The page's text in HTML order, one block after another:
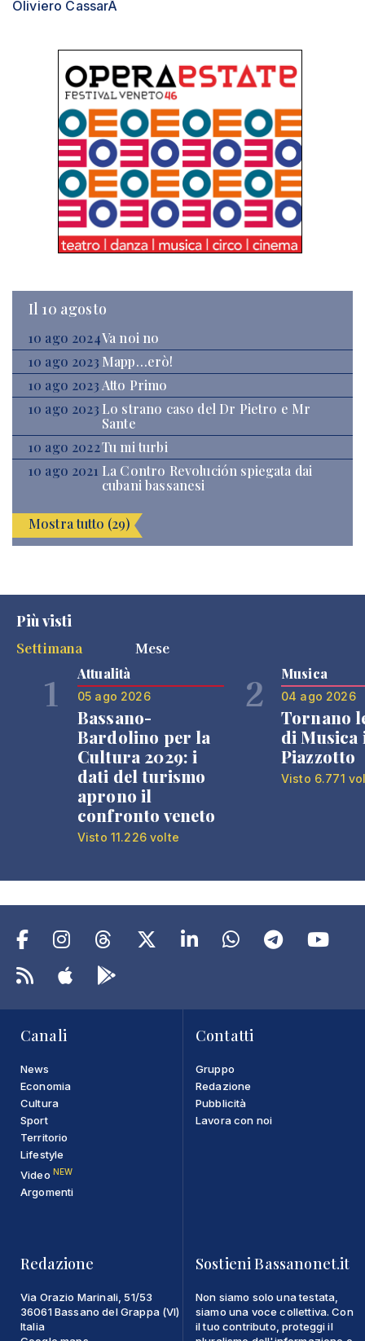
Oliviero CassarÃ
Il 10 agosto
10 ago 2024Va noi no
10 ago 2023 Mapp…erò!
10 ago 2023 Atto Primo
10 ago 2023 Lo strano caso del Dr Pietro e Mr
Sante
10 ago 2022Tu mi turbi
10 ago 2021 La Contro Revolución spiegata dai
cubani bassanesi
Mostra tutto (29)
Più visti
Settimana
Mese
1 Attualità
05 ago 2026
Bassano-
Bardolino per la
Cultura 2029: i
dati del turismo
aprono il
confronto veneto
Visto 11.226 volte
2 Musica
04 ago 2026
Tornano
di Musica
Piazzotto
Visto 6.771
Canali
News
Economia
Cultura
Sport
Territorio
Lifestyle
Video NEW
Argomenti
Contatti
Gruppo
Redazione
Pubblicità
Lavora con noi
Redazione
Via Orazio Marinali, 51/53
36061 Bassano del Grappa (VI)
Italia
Sostieni Bassanonet.it
Non siamo solo una testata,
siamo una voce collettiva. Con
il tuo contributo, proteggi il